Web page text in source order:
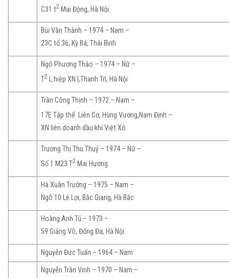
C31 t2 Mai Động, Hà Nội
Bùi Văn Thành – 1974 – Nam –
23C tổ 36, Kỳ Bá, Thái Bình
Ngô Phương Thảo – 1974 – Nữ –
T2 L.hiệp XN I,Thanh Trì, Hà Nội
Trần Công Thịnh – 1972 – Nam –
17E Tập thể Liên Cơ, Hùng Vương,Nam Định –
XN liên doanh dầu khí Việt Xô
Trương Thị Thu Thuỷ – 1974 – Nữ –
Số 1 M23 T2 Mai Hương
Hà Xuân Trường – 1975 – Nam –
Ngõ 10 Lê Lợi, Bắc Giang, Hà Bắc
Hoàng Anh Tú – 1973 –
59 Giảng Võ, Đống Đa, Hà Nội
Nguyễn Đức Tuấn – 1964 – Nam
Nguyễn Trần Vinh – 1970 – Nam –